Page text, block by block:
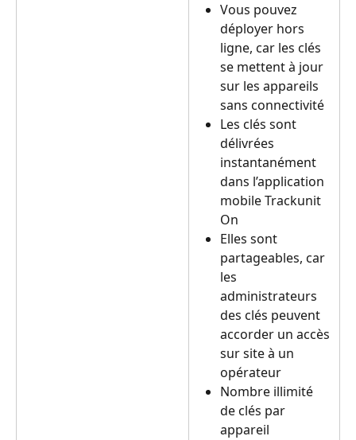
Vous pouvez
déployer hors
ligne, car les clés
se mettent à jour
sur les appareils
sans connectivité
Les clés sont
délivrées
instantanément
dans l’application
mobile Trackunit
On
Elles sont
partageables, car
les
administrateurs
des clés peuvent
accorder un accès
sur site à un
opérateur
Nombre illimité
de clés par
appareil